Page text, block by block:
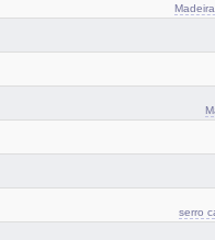
serro